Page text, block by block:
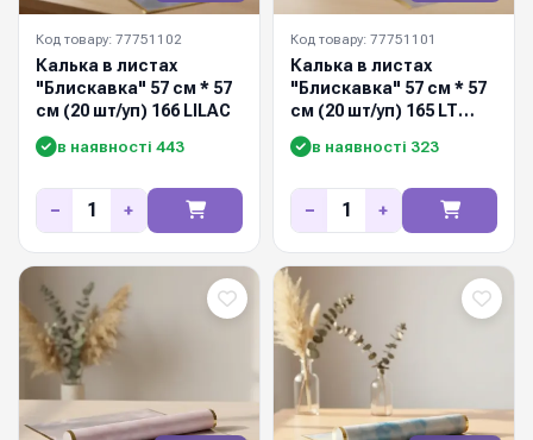
Код товару: 77751102
Калька в листах
"Блискавка" 57 см * 57
см (20 шт/уп) 166 LILAC
в наявності 443
− +
Код товару: 77751101
Калька в листах
"Блискавка" 57 см * 57
см (20 шт/уп) 165 LT
PINK
в наявності 323
− +